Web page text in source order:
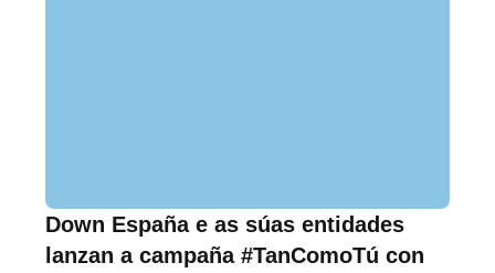
Down España e as súas entidades
lanzan a campaña #TanComoTú con